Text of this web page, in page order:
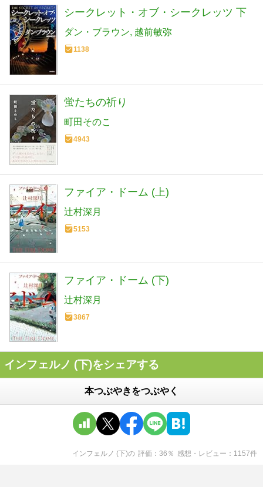
シークレット・オブ・シークレッツ 下
ダン・ブラウン 越前敏弥
1138
蛍たちの祈り
町田そのこ
4943
ファイア・ドーム (上)
辻村深月
5153
ファイア・ドーム (下)
辻村深月
3867
インフェルノ (下)をシェアする
本つぶやきをつぶやく
インフェルノ (下)の 評価 36 ％ 感想・レビュー 1157件